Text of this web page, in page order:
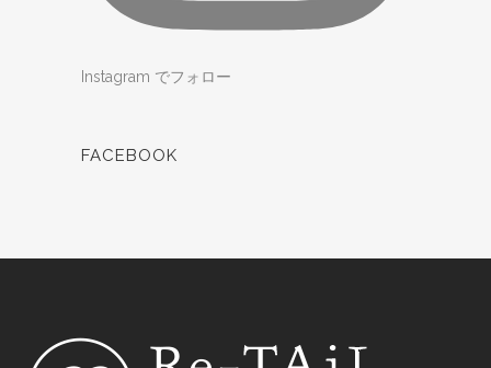
Instagram でフォロー
FACEBOOK